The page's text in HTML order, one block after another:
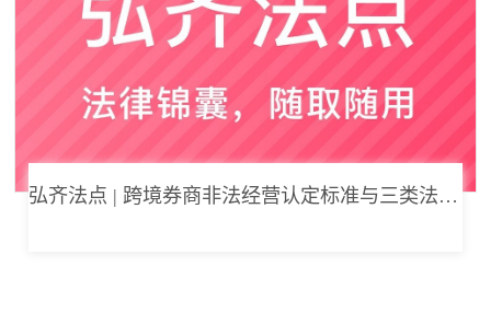
弘齐法点 | 跨境券商非法经营认定标准与三类法律风险边界